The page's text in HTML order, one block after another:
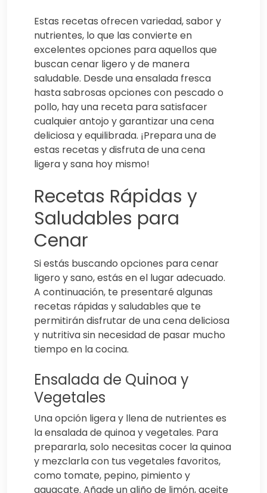
Estas recetas ofrecen variedad, sabor y
nutrientes, lo que las convierte en
excelentes opciones para aquellos que
buscan cenar ligero y de manera
saludable. Desde una ensalada fresca
hasta sabrosas opciones con pescado o
pollo, hay una receta para satisfacer
cualquier antojo y garantizar una cena
deliciosa y equilibrada. ¡Prepara una de
estas recetas y disfruta de una cena
ligera y sana hoy mismo!
Recetas Rápidas y
Saludables para
Cenar
Si estás buscando opciones para cenar
ligero y sano, estás en el lugar adecuado.
A continuación, te presentaré algunas
recetas rápidas y saludables que te
permitirán disfrutar de una cena deliciosa
y nutritiva sin necesidad de pasar mucho
tiempo en la cocina.
Ensalada de Quinoa y
Vegetales
Una opción ligera y llena de nutrientes es
la ensalada de quinoa y vegetales. Para
prepararla, solo necesitas cocer la quinoa
y mezclarla con tus vegetales favoritos,
como tomate, pepino, pimiento y
aguacate. Añade un aliño de limón, aceite